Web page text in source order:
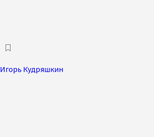
Игорь Кудряшкин